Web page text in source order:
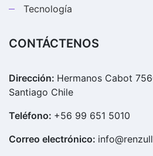
Tecnología
CONTÁCTENOS
Dirección: Hermanos Cabot
Santiago Chile
Teléfono: +56 99 651 5010
Correo electrónico: